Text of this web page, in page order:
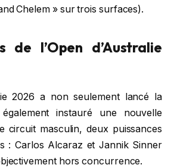
Chelem » sur trois surfaces).
de l’Open d’Australie
2026 a non seulement lancé la
instauré une nouvelle
circuit masculin, deux puissances
: Carlos Alcaraz et Jannik Sinner
hors concurrence.